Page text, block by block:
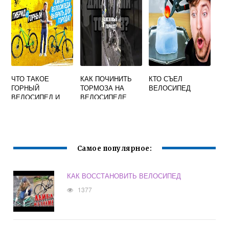
ЧТО ТАКОЕ
ГОРНЫЙ
ВЕЛОСИПЕД И
КАК ПОЧИНИТЬ
ТОРМОЗА НА
ВЕЛОСИПЕДЕ
КТО СЪЕЛ
ВЕЛОСИПЕД
Самое популярное:
КАК ВОССТАНОВИТЬ ВЕЛОСИПЕД
1377